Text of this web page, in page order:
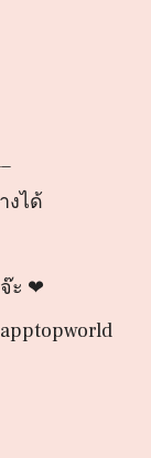
งได้
ะ ❤